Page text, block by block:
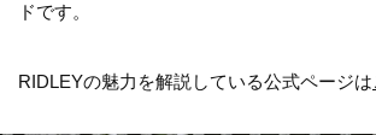
ドです。
RIDLEYの魅力を解説している公式ページは